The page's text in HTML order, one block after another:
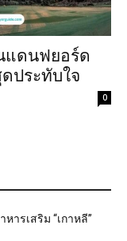
แดนฟยอร์ด
ประทับใจ
0
ารเสริม “เกาหลี”